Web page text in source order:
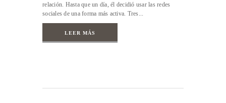
relación. Hasta que un día, él decidió usar las redes
sociales de una forma más activa. Tres...
LEER MÁS